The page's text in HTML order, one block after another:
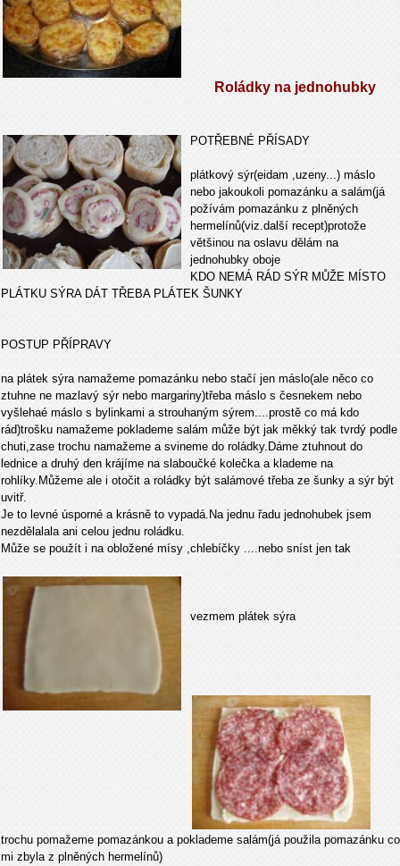
Roládky na jednohubky
POTŘEBNÉ PŘÍSADY
plátkový sýr(eidam ,uzeny...) máslo
nebo jakoukoli pomazánku a salám(já
požívám pomazánku z plněných
hermelínů(viz.další recept)protože
většinou na oslavu dělám na
jednohubky oboje
KDO NEMÁ RÁD SÝR MŮŽE MÍSTO
PLÁTKU SÝRA DÁT TŘEBA PLÁTEK ŠUNKY
POSTUP PŘÍPRAVY
na plátek sýra namažeme pomazánku nebo stačí jen máslo(ale něco co
ztuhne ne mazlavý sýr nebo margariny)třeba máslo s česnekem nebo
vyšlehaé máslo s bylinkami a strouhaným sýrem....prostě co má kdo
rád)trošku namažeme poklademe salám může být jak měkký tak tvrdý podle
chuti,zase trochu namažeme a svineme do roládky.Dáme ztuhnout do
lednice a druhý den krájíme na slaboučké kolečka a klademe na
rohlíky.Můžeme ale i otočit a roládky být salámové třeba ze šunky a sýr být
uvitř.
Je to levné úsporné a krásně to vypadá.Na jednu řadu jednohubek jsem
nezdělalala ani celou jednu roládku.
Může se použít i na obložené mísy ,chlebíčky ....nebo sníst jen tak
vezmem plátek sýra
trochu pomažeme pomazánkou a poklademe salám(já použila pomazánku co
mi zbyla z plněných hermelínů)